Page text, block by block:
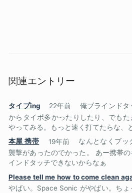
関連エントリー
タイプing 22年前
俺ブラインド
からタイポ多かったりしたり、でも
やってみる。もっと速く打てたらな、
本屋 携帯
19年前
なんとなくブッ
襲撃があったのでかった。 あー携帯
インドタッチできないからなぁ
Please tell me how to come clean
やばい。Space Sonic がやばい。ち